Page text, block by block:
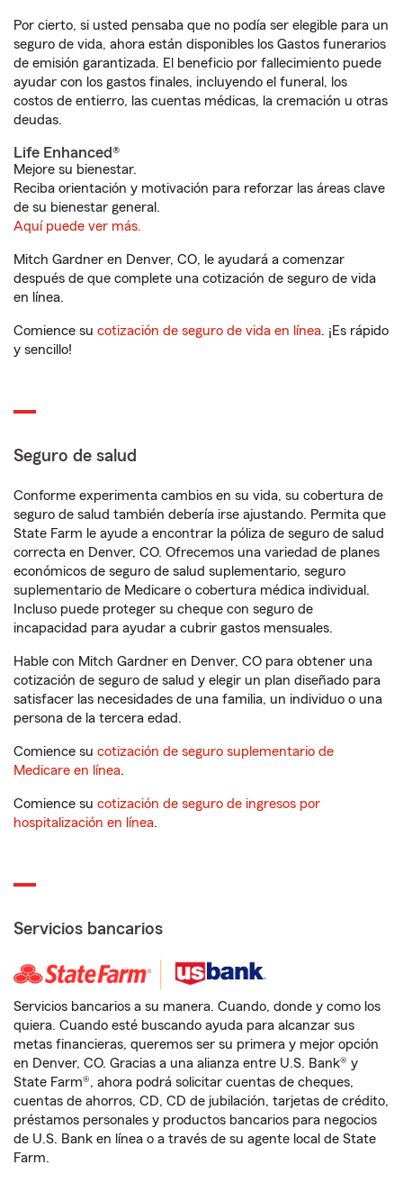
Por cierto, si usted pensaba que no podía ser elegible para un
seguro de vida, ahora están disponibles los Gastos funerarios
de emisión garantizada. El beneficio por fallecimiento puede
ayudar con los gastos finales, incluyendo el funeral, los
costos de entierro, las cuentas médicas, la cremación u otras
deudas.
Life Enhanced®
Mejore su bienestar.
Reciba orientación y motivación para reforzar las áreas clave
de su bienestar general.
Aquí puede ver más.
Mitch Gardner en Denver, CO, le ayudará a comenzar
después de que complete una cotización de seguro de vida
en línea.
Comience su cotización de seguro de vida en línea. ¡Es rápido
y sencillo!
Seguro de salud
Conforme experimenta cambios en su vida, su cobertura de
seguro de salud también debería irse ajustando. Permita que
State Farm le ayude a encontrar la póliza de seguro de salud
correcta en Denver, CO. Ofrecemos una variedad de planes
económicos de seguro de salud suplementario, seguro
suplementario de Medicare o cobertura médica individual.
Incluso puede proteger su cheque con seguro de
incapacidad para ayudar a cubrir gastos mensuales.
Hable con Mitch Gardner en Denver, CO para obtener una
cotización de seguro de salud y elegir un plan diseñado para
satisfacer las necesidades de una familia, un individuo o una
persona de la tercera edad.
Comience su cotización de seguro suplementario de
Medicare en línea.
Comience su cotización de seguro de ingresos por
hospitalización en línea.
Servicios bancarios
Servicios bancarios a su manera. Cuando, donde y como los
quiera. Cuando esté buscando ayuda para alcanzar sus
metas financieras, queremos ser su primera y mejor opción
en Denver, CO. Gracias a una alianza entre U.S. Bank® y
State Farm®, ahora podrá solicitar cuentas de cheques,
cuentas de ahorros, CD, CD de jubilación, tarjetas de crédito,
préstamos personales y productos bancarios para negocios
de U.S. Bank en línea o a través de su agente local de State
Farm.